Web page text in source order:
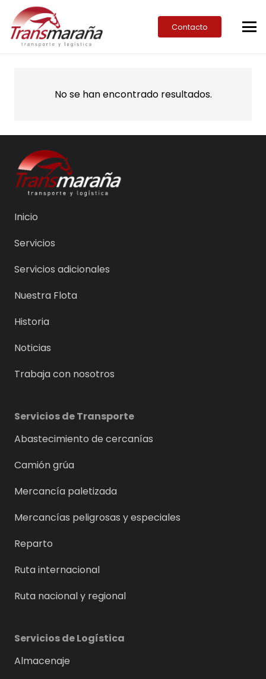
Contacto
No se han encontrado resultados.
Inicio
Servicios
Servicios adicionales
Nuestra Flota
Historia
Noticias
Trabaja con nosotros
Servicios de Transporte
Abastecimiento de cercanías
Camión grúa
Mercancía paletizada
Mercancías peligrosas y especiales
Reparto
Ruta internacional
Ruta nacional y regional
Servicios de Logística
Almacenaje